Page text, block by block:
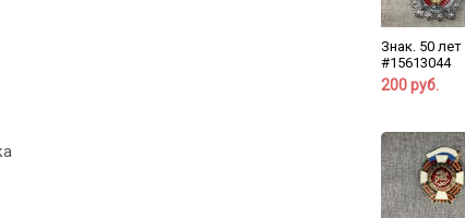
Знак. 50
#15613044
200 руб.